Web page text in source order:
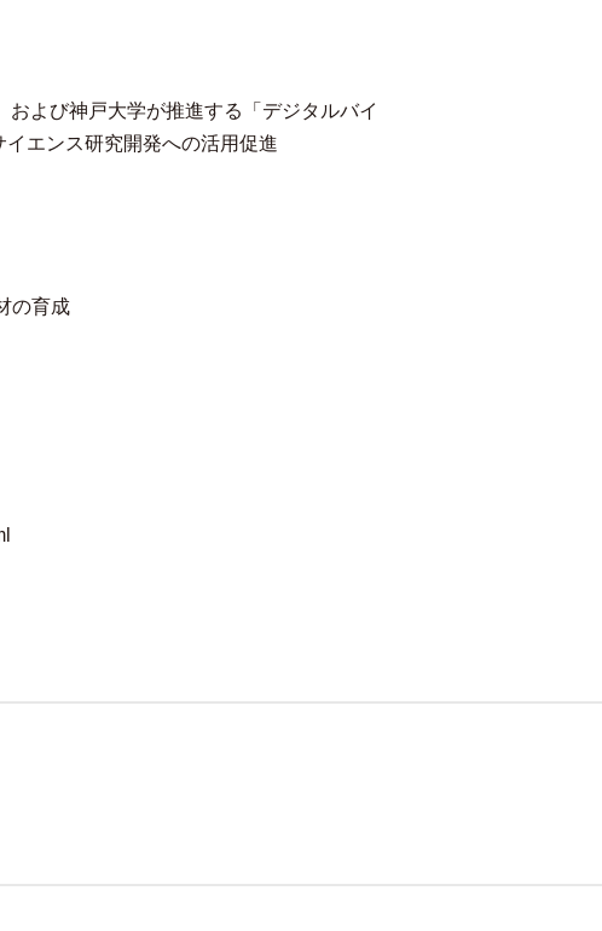
よび神戸大学が推進する「デジタルバイ
エンス研究開発への活用促進
の育成